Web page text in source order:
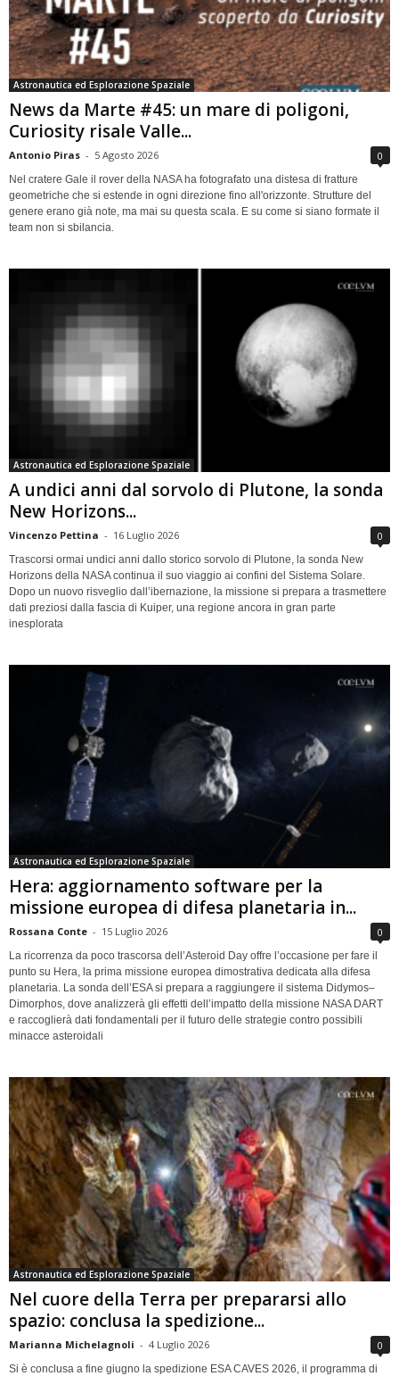
Astronautica ed Esplorazione Spaziale
News da Marte #45: un mare di poligoni,
Curiosity risale Valle...
Antonio Piras - 5 Agosto 2026 0
Nel cratere Gale il rover della NASA ha fotografato una distesa di fratture
geometriche che si estende in ogni direzione fino all'orizzonte. Strutture del
genere erano già note, ma mai su questa scala. E su come si siano formate il
team non si sbilancia.
Astronautica ed Esplorazione Spaziale
A undici anni dal sorvolo di Plutone, la sonda
New Horizons...
Vincenzo Pettina - 16 Luglio 2026 0
Trascorsi ormai undici anni dallo storico sorvolo di Plutone, la sonda New
Horizons della NASA continua il suo viaggio ai confini del Sistema Solare.
Dopo un nuovo risveglio dall’ibernazione, la missione si prepara a trasmettere
dati preziosi dalla fascia di Kuiper, una regione ancora in gran parte
inesplorata
Astronautica ed Esplorazione Spaziale
Hera: aggiornamento software per la
missione europea di difesa planetaria in...
Rossana Conte - 15 Luglio 2026 0
La ricorrenza da poco trascorsa dell’Asteroid Day offre l’occasione per fare il
punto su Hera, la prima missione europea dimostrativa dedicata alla difesa
planetaria. La sonda dell’ESA si prepara a raggiungere il sistema Didymos–
Dimorphos, dove analizzerà gli effetti dell’impatto della missione NASA DART
e raccoglierà dati fondamentali per il futuro delle strategie contro possibili
minacce asteroidali
Astronautica ed Esplorazione Spaziale
Nel cuore della Terra per prepararsi allo
spazio: conclusa la spedizione...
Marianna Michelagnoli - 4 Luglio 2026 0
Si è conclusa a fine giugno la spedizione ESA CAVES 2026, il programma di